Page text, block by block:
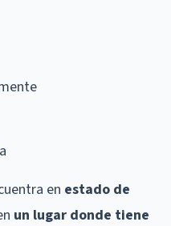
en estado de
un lugar donde tiene